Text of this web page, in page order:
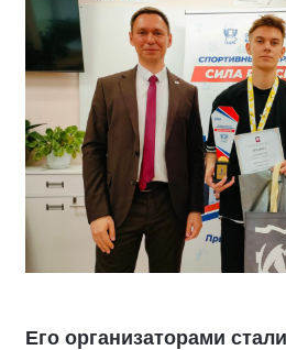
Его организаторами